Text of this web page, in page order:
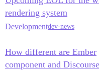
rendering system
Developmentdev-news
How different are Ember
component and Discourse